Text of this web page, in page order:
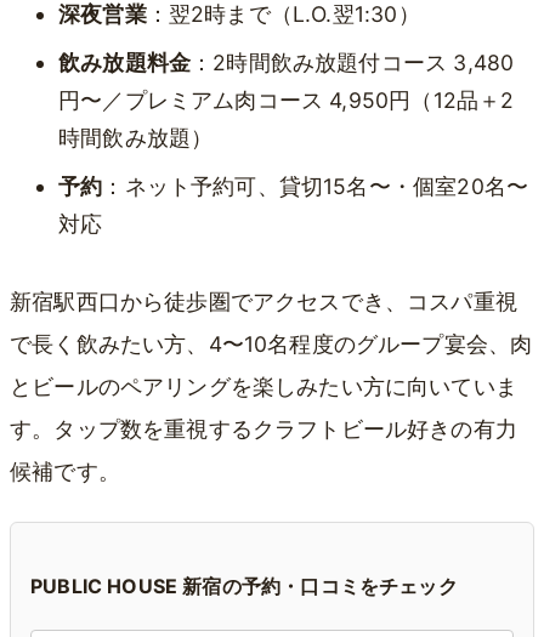
深夜営業：翌2時まで（L.O.翌1:30）
飲み放題料金 ：2時間飲み放題付コース 3,480
円〜／プレミアム肉コース 4,950円（12品＋2
時間飲み放題）
予約 ：ネット予約可、貸切15名〜・個室20名〜
対応
新宿駅西口から徒歩圏でアクセスでき、コスパ重視
で長く飲みたい方、4〜10名程度のグループ宴会、肉
とビールのペアリングを楽しみたい方に向いていま
す。タップ数を重視するクラフトビール好きの有力
候補です。
PUBLIC HOUSE 新宿の予約・口コミをチェック